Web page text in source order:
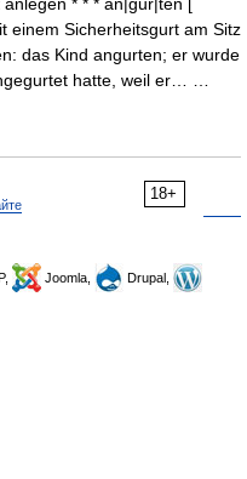
einem Sicherheitsgurt am Sitz
das Kind angurten; er wurde
hatte, weil er… …
18+
Joomla,
Drupal,